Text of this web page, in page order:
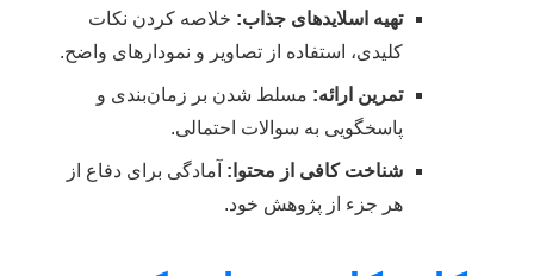
تهیه اسلایدهای جذاب: خلاصه کردن نکات
کلیدی، استفاده از تصاویر و نمودارهای واضح.
تمرین ارائه: مسلط شدن بر زمان‌بندی و
پاسخگویی به سوالات احتمالی.
شناخت کافی از محتوا: آمادگی برای دفاع از
هر جزء از پژوهش خود.